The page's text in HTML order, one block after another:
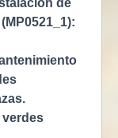
de
verdes